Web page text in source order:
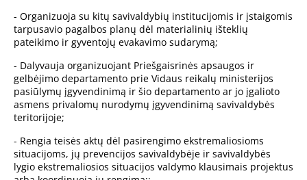
- Organizuoja su kitų savivaldybių institucijomis ir įstaigomis
tarpusavio pagalbos planų dėl materialinių išteklių
pateikimo ir gyventojų evakavimo sudarymą;
- Dalyvauja organizuojant Priešgaisrinės apsaugos ir
gelbėjimo departamento prie Vidaus reikalų ministerijos
pasiūlymų įgyvendinimą ir šio departamento ar jo įgalioto
asmens privalomų nurodymų įgyvendinimą savivaldybės
teritorijoje;
- Rengia teisės aktų dėl pasirengimo ekstremaliosioms
situacijoms, jų prevencijos savivaldybėje ir savivaldybės
lygio ekstremaliosios situacijos valdymo klausimais projektus